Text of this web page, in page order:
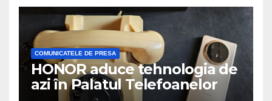
COMUNICATELE DE PRESA
HONOR aduce tehnologia de
azi în Palatul Telefoanelor